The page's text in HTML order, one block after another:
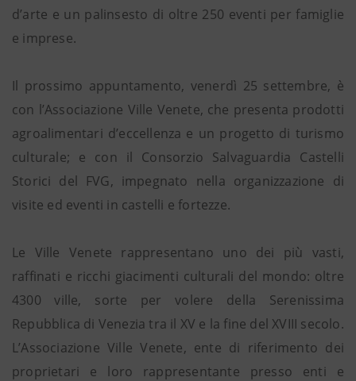
d’arte e un palinsesto di oltre 250 eventi per famiglie
e imprese.
Il prossimo appuntamento, venerdì 25 settembre, è
con l’Associazione Ville Venete, che presenta prodotti
agroalimentari d’eccellenza e un progetto di turismo
culturale; e con il Consorzio Salvaguardia Castelli
Storici del FVG, impegnato nella organizzazione di
visite ed eventi in castelli e fortezze.
Le Ville Venete rappresentano uno dei più vasti,
raffinati e ricchi giacimenti culturali del mondo: oltre
4300 ville, sorte per volere della Serenissima
Repubblica di Venezia tra il XV e la fine del XVIII secolo.
L’Associazione Ville Venete, ente di riferimento dei
proprietari e loro rappresentante presso enti e